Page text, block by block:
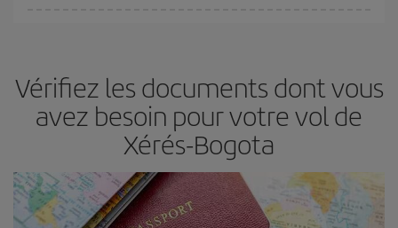
Vérifiez les documents dont vous
avez besoin pour votre vol de
Xérés-Bogota